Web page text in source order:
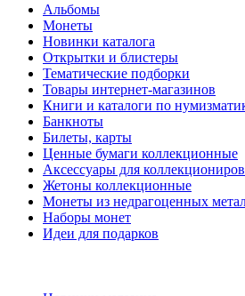
Альбомы
Монеты
Новинки каталога
Открытки и блистеры
Тематические подборки
Товары интернет-магазинов
Книги и каталоги по
Банкноты
Билеты, карты
Ценные бумаги коллекционные
Аксессуары для
Жетоны коллекционные
Монеты из недрагоценных
Наборы монет
Идеи для подарков